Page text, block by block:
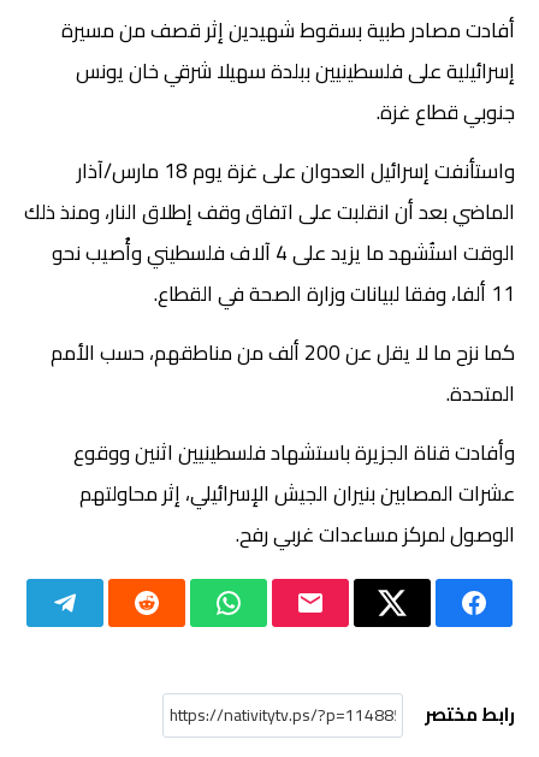
أفادت مصادر طبية بسقوط شهيدين إثر قصف من مسيرة
إسرائيلية على فلسطينيين ببلدة سهيلا شرقي خان يونس
جنوبي قطاع غزة.
واستأنفت إسرائيل العدوان على غزة يوم 18 مارس/آذار
الماضي بعد أن انقلبت على اتفاق وقف إطلاق النار، ومنذ ذلك
الوقت استُشهد ما يزيد على 4 آلاف فلسطيني وأُصيب نحو
11 ألفا، وفقا لبيانات وزارة الصحة في القطاع.
كما نزح ما لا يقل عن 200 ألف من مناطقهم، حسب الأمم
المتحدة.
وأفادت قناة الجزيرة باستشهاد فلسطينيين اثنين ووقوع
عشرات المصابين بنيران الجيش الإسرائيلي، إثر محاولتهم
الوصول لمركز مساعدات غربي رفح.
رابط مختصر